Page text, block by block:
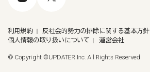
利用規約
反社会的勢力の排除に関する基本方針
個人情報の取り扱いについて
運営会社
© Copyright ©UPDATER Inc. All Rights Reserved.